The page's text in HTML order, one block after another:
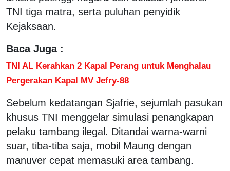
TNI tiga matra, serta puluhan penyidik
Kejaksaan.
Baca Juga :
TNI AL Kerahkan 2 Kapal Perang untuk Menghalau
Pergerakan Kapal MV Jefry-88
Sebelum kedatangan Sjafrie, sejumlah pasukan
khusus TNI menggelar simulasi penangkapan
pelaku tambang ilegal. Ditandai warna-warni
suar, tiba-tiba saja, mobil Maung dengan
manuver cepat memasuki area tambang.